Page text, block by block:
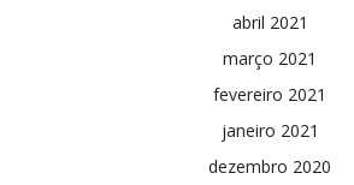
abril 2021
março 2021
fevereiro 2021
janeiro 2021
dezembro 2020